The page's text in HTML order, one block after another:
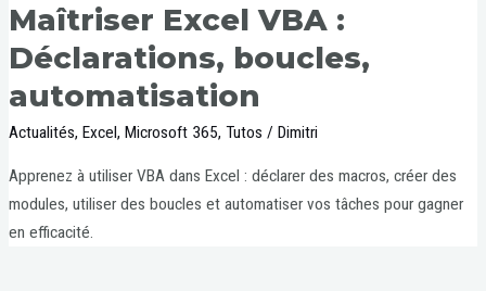
Maîtriser Excel VBA :
Déclarations, boucles,
automatisation
Actualités,Excel,Microsoft 365,Tutos /Dimitri
Apprenez à utiliser VBA dans Excel : déclarer des macros, créer des
modules, utiliser des boucles et automatiser vos tâches pour gagner
en efficacité.